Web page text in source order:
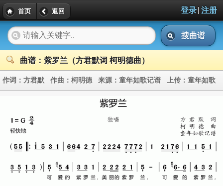
首页 返回 登录| 注册
搜曲谱
曲谱：紫罗兰（方君默词 柯明德曲）
作词： 方君默 作曲： 柯明德 来源： 童年如歌记谱 上传： 童年如歌